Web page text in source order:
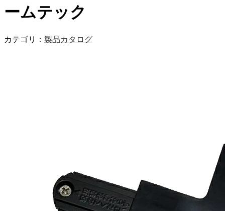
ームテック
カテゴリ： 製品カタログ